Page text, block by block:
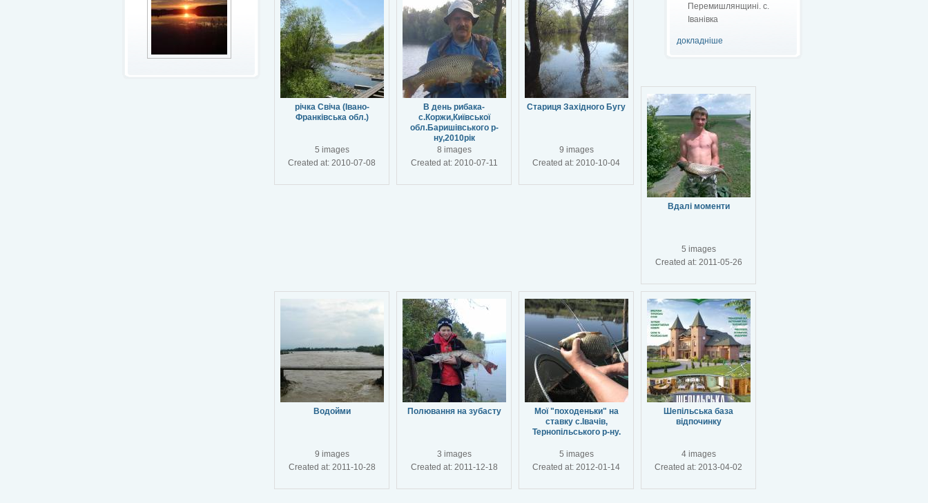
Перемишлянщині. с.
Іванівка
докладніше
річка Свіча (Івано-
Франківська обл.)
5 images
Created at: 2010-07-08
В день рибака-
с.Коржи,Київської
обл.Баришівського р-
ну,2010рік
8 images
Created at: 2010-07-11
Стариця Західного Бугу
9 images
Created at: 2010-10-04
Вдалі моменти
5 images
Created at: 2011-05-26
Водойми
9 images
Created at: 2011-10-28
Полювання на зубасту
3 images
Created at: 2011-12-18
Мої "походеньки" на
ставку с.Івачів,
Тернопільського р-ну.
5 images
Created at: 2012-01-14
Шепільська база
відпочинку
4 images
Created at: 2013-04-02